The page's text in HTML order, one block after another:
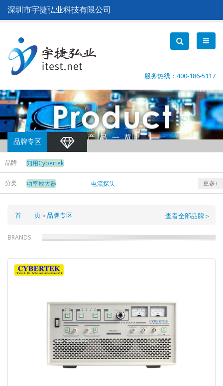
深圳市宇捷弘业科技有限公司
服务热线：400-186-5117
品牌专区
品牌 知用Cybertek
分类 功率放大器
电流探头
柔性探头/罗氏线圈
差分探头
EMI测试设备
其他探头
更多+
查看全部品牌＞
面
包
屑
首 页 品牌专区
BRANDS